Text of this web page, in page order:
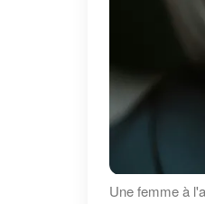
Une femme à